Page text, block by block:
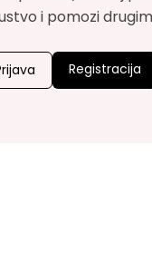
i pomozi
Registracija